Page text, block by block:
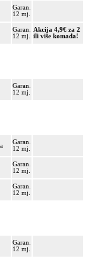
Garan.
12 mj.
Garan.
12 mj.
Akcija 4,9€ za 2
ili više komada!
Garan.
12 mj.
Garan.
12 mj.
Garan.
12 mj.
Garan.
12 mj.
Garan.
12 mj.